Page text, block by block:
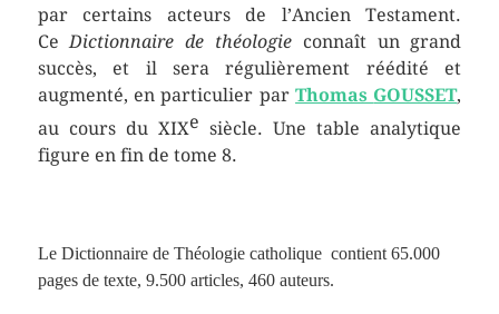
par certains acteurs de l’Ancien Testament.
Ce Dictionnaire de théologie connaît un grand
succès, et il sera régulièrement réédité et
augmenté, en particulier parThomas GOUSSET,
au cours du XIXe siècle. Une table analytique
figure en fin de tome 8.
Le Dictionnaire de Théologie catholique contient 65.000
pages de texte, 9.500 articles, 460 auteurs.